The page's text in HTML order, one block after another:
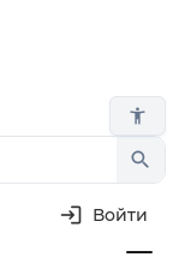
accessibility_new
search
Войти